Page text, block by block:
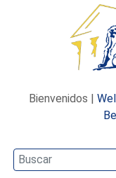
Bienvenidos |